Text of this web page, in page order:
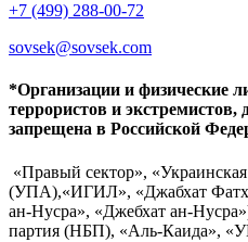
+7 (499) 288-00-72
sovsek@sovsek.com
*Организации и физические
террористов и экстремистов,
запрещена в Российской
«Правый сектор»,
(УПА),«ИГИЛ», «Джабхат
ан-Нусра», «Джебхат ан-
партия (НБП), «Аль-Каида»,